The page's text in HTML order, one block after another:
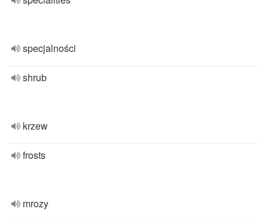
specjalności
shrub
krzew
frosts
mrozy